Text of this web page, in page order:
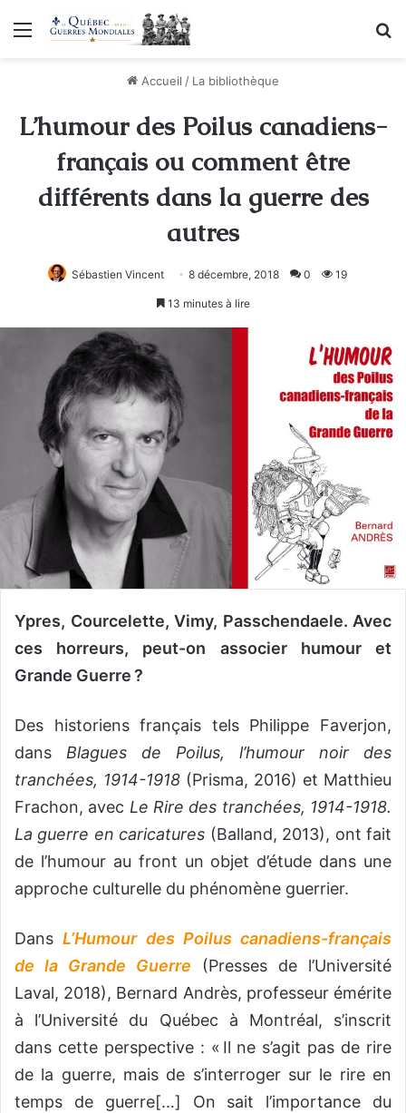
Menu
Accueil / La bibliothèque
L’humour des Poilus canadiens-
français ou comment être
différents dans la guerre des
autres
Sébastien Vincent 8 décembre, 2018 0 19
13 minutes à lire
Ypres, Courcelette, Vimy, Passchendaele. Avec
ces horreurs, peut-on associer humour et
Grande Guerre ?
Des historiens français tels Philippe Faverjon,
dans Blagues de Poilus, l’humour noir des
tranchées, 1914-1918 (Prisma, 2016) et Matthieu
Frachon, avec Le Rire des tranchées, 1914-1918.
La guerre en caricatures (Balland, 2013), ont fait
de l’humour au front un objet d’étude dans une
approche culturelle du phénomène guerrier.
DansL’Humour des Poilus canadiens-français
de la Grande Guerre (Presses de l’Université
Laval, 2018), Bernard Andrès, professeur émérite
à l’Université du Québec à Montréal, s’inscrit
dans cette perspective : « Il ne s’agit pas de rire
de la guerre, mais de s’interroger sur le rire en
temps de guerre[…] On sait l’importance du